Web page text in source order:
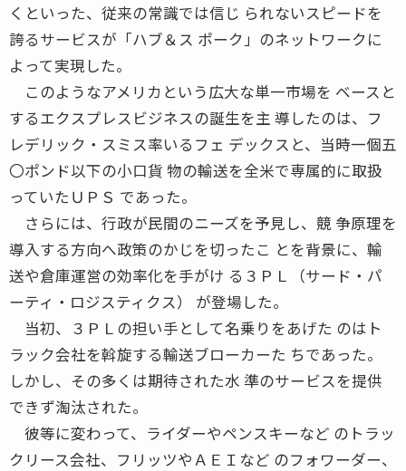
くといった、従来の常識では信じ られないスピードを
誇るサービスが「ハブ＆ス ポーク」のネットワークに
よって実現した。
このようなアメリカという広大な単一市場を ベースと
するエクスプレスビジネスの誕生を主 導したのは、フ
レデリック・スミス率いるフェ デックスと、当時一個五
〇ポンド以下の小口貨 物の輸送を全米で専属的に取扱
っていたＵＰＳ であった。
さらには、行政が民間のニーズを予見し、競 争原理を
導入する方向へ政策のかじを切ったこ とを背景に、輸
送や倉庫運営の効率化を手がけ る３ＰＬ（サード・パ
ーティ・ロジスティクス） が登場した。
当初、３ＰＬの担い手として名乗りをあげた のはト
ラック会社を斡旋する輸送ブローカーた ちであった。
しかし、その多くは期待された水 準のサービスを提供
できず淘汰された。
彼等に変わって、ライダーやペンスキーなど のトラッ
クリース会社、フリッツやＡＥＩなど のフォワーダー、